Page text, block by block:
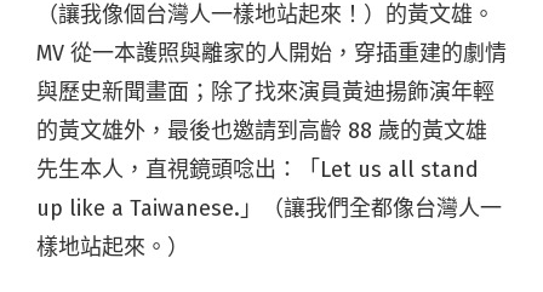
（讓我像個台灣人一樣地站起來！）的黃文雄。
MV 從一本護照與離家的人開始，穿插重建的劇情
與歷史新聞畫面；除了找來演員黃迪揚飾演年輕
的黃文雄外，最後也邀請到高齡 88 歲的黃文雄
先生本人，直視鏡頭唸出：「Let us all stand
up like a Taiwanese.」（讓我們全都像台灣人一
樣地站起來。）